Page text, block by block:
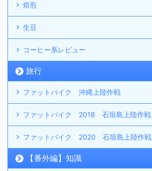
焙煎
生豆
コーヒー系レビュー
旅行
ファットバイク 沖縄上陸作戦
ファットバイク 2018 石垣島上陸作戦
ファットバイク 2020 石垣島上陸作戦
【番外編】知識